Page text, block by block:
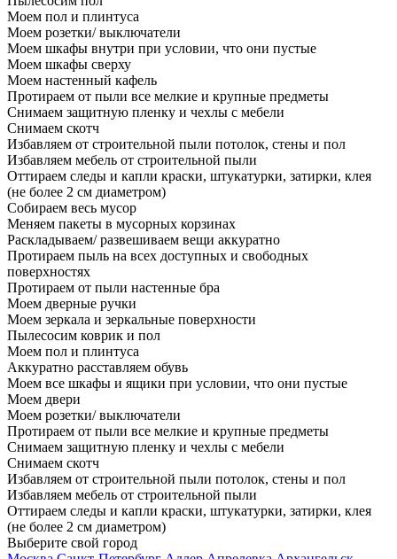
Моем пол и плинтуса
Моем розетки/ выключатели
Моем шкафы внутри при условии, что они пустые
Моем шкафы сверху
Моем настенный кафель
Протираем от пыли все мелкие и крупные предметы
Снимаем защитную пленку и чехлы с мебели
Снимаем скотч
Избавляем от строительной пыли потолок, стены и пол
Избавляем мебель от строительной пыли
Оттираем следы и капли краски, штукатурки, затирки, клея
(не более 2 см диаметром)
Собираем весь мусор
Меняем пакеты в мусорных корзинах
Раскладываем/ развешиваем вещи аккуратно
Протираем пыль на всех доступных и свободных
поверхностях
Протираем от пыли настенные бра
Моем дверные ручки
Моем зеркала и зеркальные поверхности
Пылесосим коврик и пол
Моем пол и плинтуса
Аккуратно расставляем обувь
Моем все шкафы и ящики при условии, что они пустые
Моем двери
Моем розетки/ выключатели
Протираем от пыли все мелкие и крупные предметы
Снимаем защитную пленку и чехлы с мебели
Снимаем скотч
Избавляем от строительной пыли потолок, стены и пол
Избавляем мебель от строительной пыли
Оттираем следы и капли краски, штукатурки, затирки, клея
(не более 2 см диаметром)
Выберите свой город